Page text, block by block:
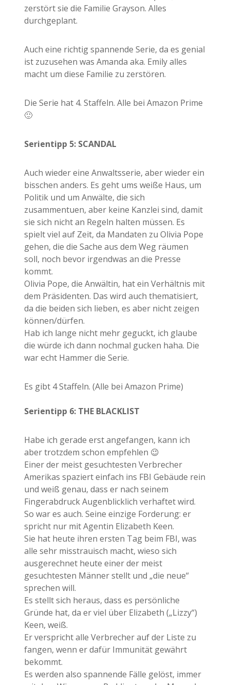
zerstört sie die Familie Grayson. Alles
durchgeplant.
Auch eine richtig spannende Serie, da es genial
ist zuzusehen was Amanda aka. Emily alles
macht um diese Familie zu zerstören.
Die Serie hat 4. Staffeln. Alle bei Amazon Prime
🙂
Serientipp 5: SCANDAL
Auch wieder eine Anwaltsserie, aber wieder ein
bisschen anders. Es geht ums weiße Haus, um
Politik und um Anwälte, die sich
zusammentuen, aber keine Kanzlei sind, damit
sie sich nicht an Regeln halten müssen. Es
spielt viel auf Zeit, da Mandaten zu Olivia Pope
gehen, die die Sache aus dem Weg räumen
soll, noch bevor irgendwas an die Presse
kommt.
Olivia Pope, die Anwältin, hat ein Verhältnis mit
dem Präsidenten. Das wird auch thematisiert,
da die beiden sich lieben, es aber nicht zeigen
können/dürfen.
Hab ich lange nicht mehr geguckt, ich glaube
die würde ich dann nochmal gucken haha. Die
war echt Hammer die Serie.
Es gibt 4 Staffeln. (Alle bei Amazon Prime)
Serientipp 6: THE BLACKLIST
Habe ich gerade erst angefangen, kann ich
aber trotzdem schon empfehlen 😉
Einer der meist gesuchtesten Verbrecher
Amerikas spaziert einfach ins FBI Gebäude rein
und weiß genau, dass er nach seinem
Fingerabdruck Augenblicklich verhaftet wird.
So war es auch. Seine einzige Forderung: er
spricht nur mit Agentin Elizabeth Keen.
Sie hat heute ihren ersten Tag beim FBI, was
alle sehr misstrauisch macht, wieso sich
ausgerechnet heute einer der meist
gesuchtesten Männer stellt und „die neue“
sprechen will.
Es stellt sich heraus, dass es persönliche
Gründe hat, da er viel über Elizabeth („Lizzy“)
Keen, weiß.
Er verspricht alle Verbrecher auf der Liste zu
fangen, wenn er dafür Immunität gewährt
bekommt.
Es werden also spannende Fälle gelöst, immer